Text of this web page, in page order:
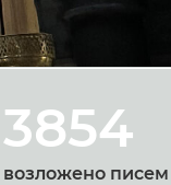
3854
возложено писем